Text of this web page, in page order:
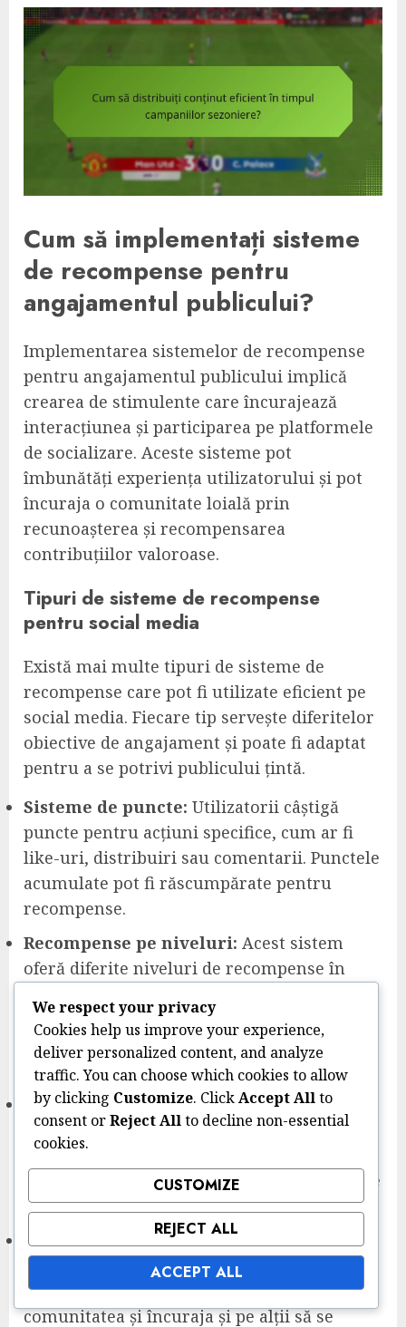
Cum să implementați sisteme
de recompense pentru
angajamentul publicului?
Implementarea sistemelor de recompense
pentru angajamentul publicului implică
crearea de stimulente care încurajează
interacțiunea și participarea pe platformele
de socializare. Aceste sisteme pot
îmbunătăți experiența utilizatorului și pot
încuraja o comunitate loială prin
recunoașterea și recompensarea
contribuțiilor valoroase.
Tipuri de sisteme de recompense
pentru social media
Există mai multe tipuri de sisteme de
recompense care pot fi utilizate eficient pe
social media. Fiecare tip servește diferitelor
obiective de angajament și poate fi adaptat
pentru a se potrivi publicului țintă.
Sisteme de puncte: Utilizatorii câștigă
puncte pentru acțiuni specifice, cum ar fi
like-uri, distribuiri sau comentarii. Punctele
acumulate pot fi răscumpărate pentru
recompense.
Recompense pe niveluri: Acest sistem
oferă diferite niveluri de recompense în
Nivelurile superioare oferă stimulente mai
valoroase, motivând utilizatorii să își
crească activitatea.
Concursuri și giveaway-uri:Organizarea
regulată de concursuri încurajează
utilizatorii să participe activ. Câștigătorii
primesc premii, care pot varia de la produse
la experiențe exclusive.
Programe de recunoaștere:Evidențierea
celor mai activi contribuabili prin
prezentări sau mențiuni poate construi
comunitatea și încuraja și pe alții să se
We respect your privacy
Cookies help us improve your experience,
deliver personalized content, and analyze
traffic. You can choose which cookies to allow
by clicking Customize. ClickAccept Allto
consent orReject Allto decline non-essential
cookies.
CUSTOMIZE
REJECT ALL
ACCEPT ALL